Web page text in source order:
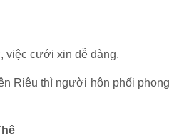
việc cưới xin dễ dàng.
Riêu thì người hôn phối phong